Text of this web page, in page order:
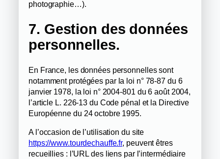
photographie…).
7. Gestion des données
personnelles.
En France, les données personnelles sont
notamment protégées par la loi n° 78-87 du 6
janvier 1978, la loi n° 2004-801 du 6 août 2004,
l’article L. 226-13 du Code pénal et la Directive
Européenne du 24 octobre 1995.
A l’occasion de l’utilisation du site
https://www.tourdechauffe.fr, peuvent êtres
recueillies : l’URL des liens par l’intermédiaire